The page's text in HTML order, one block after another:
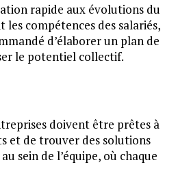
rapide aux évolutions du
compétences des salariés,
d’élaborer un plan de
le potentiel collectif.
doivent être prêtes à
et de trouver des solutions
sein de l’équipe, où chaque